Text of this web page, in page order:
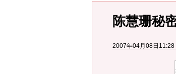
陈慧珊秘
2007年04月08日11:28